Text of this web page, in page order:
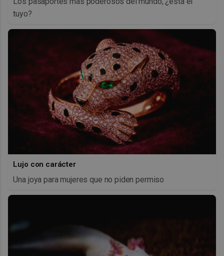
tuyo?
Lujo con carácter
Una joya para mujeres que no piden permiso